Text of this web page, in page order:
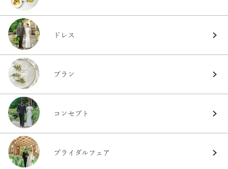
ドレス
プラン
コンセプト
ブライダルフェア